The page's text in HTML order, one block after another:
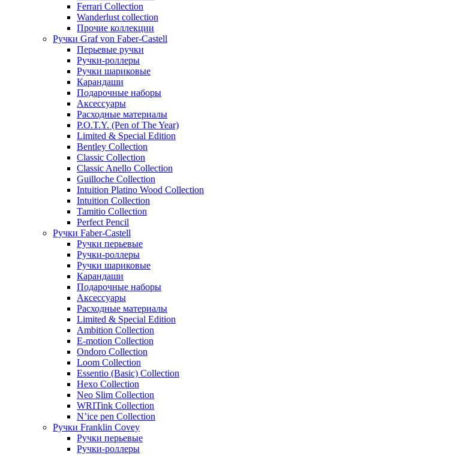
Ferrari Collection
Wanderlust collection
Прочие коллекции
Ручки Graf von Faber-Castell
Перьевые ручки
Ручки-роллеры
Ручки шариковые
Карандаши
Подарочные наборы
Аксессуары
Расходные материалы
P.O.T.Y. (Pen of The Year)
Limited & Special Edition
Bentley Collection
Classic Collection
Classic Anello Collection
Guilloche Collection
Intuition Platino Wood Collection
Intuition Collection
Tamitio Collection
Perfect Pencil
Ручки Faber-Castell
Ручки перьевые
Ручки-роллеры
Ручки шариковые
Карандаши
Подарочные наборы
Аксессуары
Расходные материалы
Limited & Special Edition
Ambition Collection
E-motion Collection
Ondoro Collection
Loom Collection
Essentio (Basic) Collection
Hexo Collection
Neo Slim Collection
WRITink Collection
N’ice pen Collection
Ручки Franklin Covey
Ручки перьевые
Ручки-роллеры